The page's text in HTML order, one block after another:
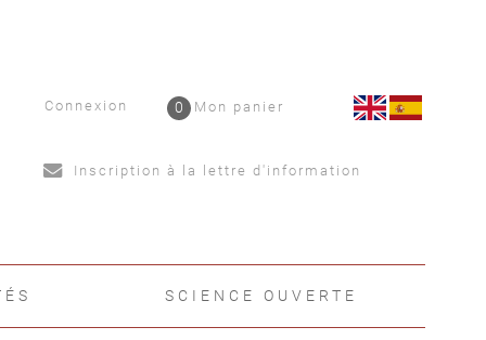
Connexion Mon panier
0
Inscription à la lettre d'information
SCIENCE OUVERTE